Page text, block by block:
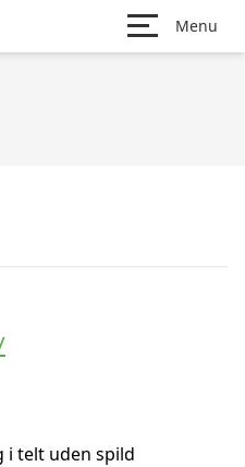
Menu
i telt uden spild